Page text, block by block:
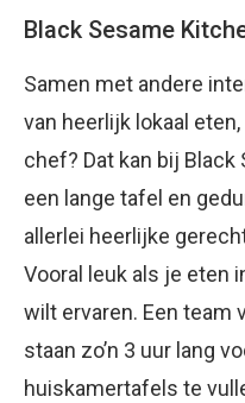
Black Sesame
Samen met andere
van heerlijk lokaal
chef? Dat kan bij
een lange tafel en
allerlei heerlijke
Vooral leuk als je eten
wilt ervaren. Een team
staan zo’n 3 uur lang
huiskamertafels te